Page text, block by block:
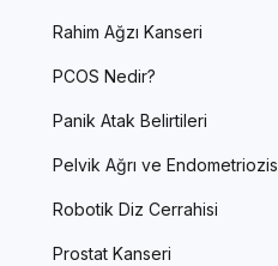
Rahim Ağzı Kanseri
PCOS Nedir?
Panik Atak Belirtileri
Pelvik Ağrı ve Endometriozis
Robotik Diz Cerrahisi
Prostat Kanseri